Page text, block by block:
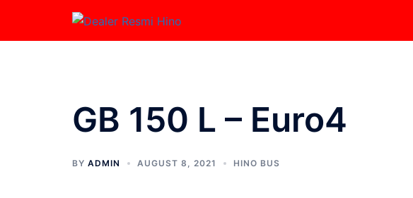
GB 150 L – Euro4
BY ADMIN AUGUST 8, 2021 HINO BUS